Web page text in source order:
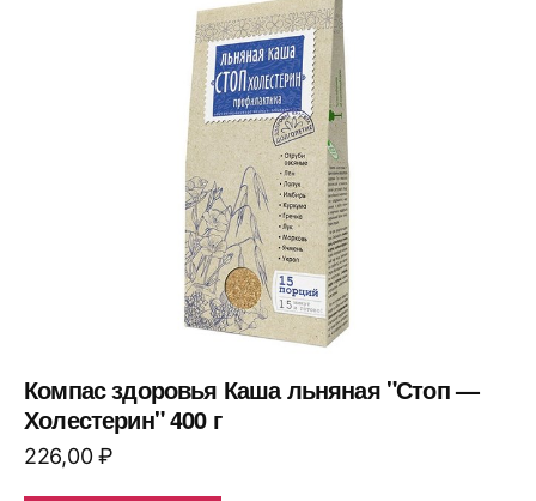
Компас здоровья Каша льняная "Стоп —
Холестерин" 400 г
226,00₽